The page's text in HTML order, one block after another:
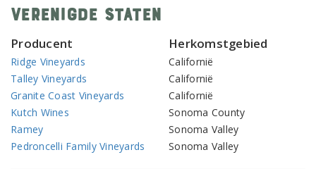
Verenigde Staten
Producent Herkomstgebied
Ridge Vineyards
Californië
Talley Vineyards
Californië
Granite Coast Vineyards
Californië
Kutch Wines
Sonoma County
Ramey
Sonoma Valley
Pedroncelli Family Vineyards
Sonoma Valley